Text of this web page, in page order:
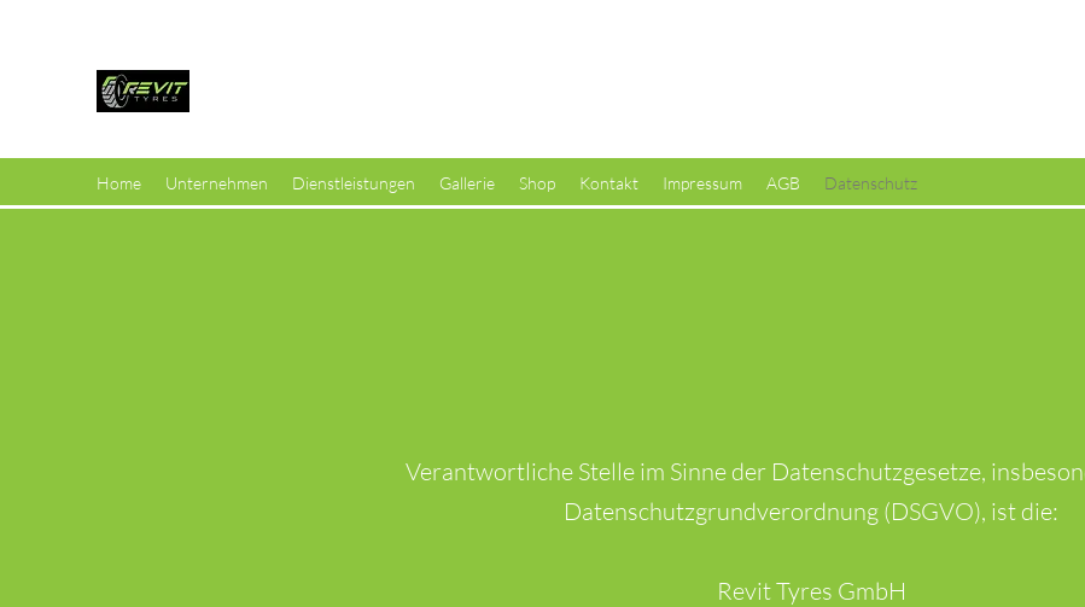
Home Unternehmen Dienstleistungen Gallerie Shop Kontakt Impressum AGB Datenschutz
Verantwortliche Stelle im Sinne der Datenschutzgesetze,
Datenschutzgrundverordnung (DSGVO), ist die:
Revit Tyres GmbH